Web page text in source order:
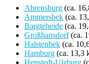
Ahrensburg (ca.
Ammersbek (ca.
Bargteheide (ca.
Großhansdorf(ca.
Halstenbek (ca.
Hamburg (ca. 13,3
Henstedt-Ulzburg